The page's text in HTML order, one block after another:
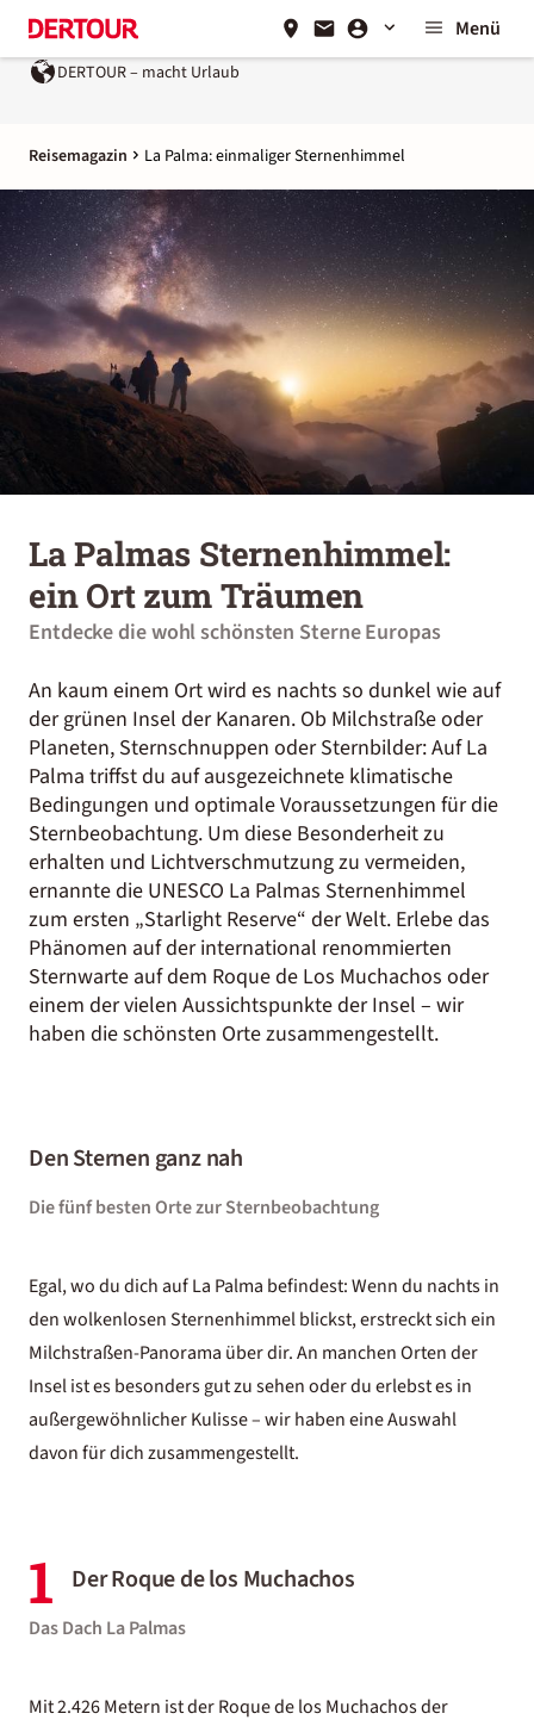
Menü
DERTOUR – macht Urlaub
Reisemagazin La Palma: einmaliger Sternenhimmel
La Palmas Sternenhimmel:
ein Ort zum Träumen
Entdecke die wohl schönsten Sterne Europas
An kaum einem Ort wird es nachts so dunkel wie auf
der grünen Insel der Kanaren. Ob Milchstraße oder
Planeten, Sternschnuppen oder Sternbilder: Auf La
Palma triffst du auf ausgezeichnete klimatische
Bedingungen und optimale Voraussetzungen für die
Sternbeobachtung. Um diese Besonderheit zu
erhalten und Lichtverschmutzung zu vermeiden,
ernannte die UNESCO La Palmas Sternenhimmel
zum ersten „Starlight Reserve“ der Welt. Erlebe das
Phänomen auf der international renommierten
Sternwarte auf dem Roque de Los Muchachos oder
einem der vielen Aussichtspunkte der Insel – wir
haben die schönsten Orte zusammengestellt.
Den Sternen ganz nah
Die fünf besten Orte zur Sternbeobachtung
Egal, wo du dich auf La Palma befindest: Wenn du nachts in
den wolkenlosen Sternenhimmel blickst, erstreckt sich ein
Milchstraßen-Panorama über dir. An manchen Orten der
Insel ist es besonders gut zu sehen oder du erlebst es in
außergewöhnlicher Kulisse – wir haben eine Auswahl
davon für dich zusammengestellt.
1 Der Roque de los Muchachos
Das Dach La Palmas
Mit 2.426 Metern ist der Roque de los Muchachos der